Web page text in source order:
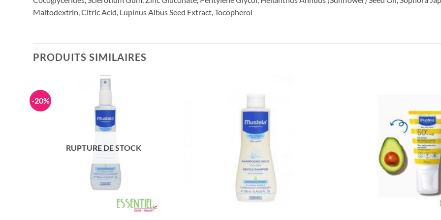
Maltodextrin, Citric Acid, Lupinus Albus Seed Extract, Tocopherol
PRODUITS SIMILAIRES
-20%
RUPTURE DE STOCK